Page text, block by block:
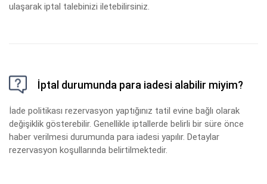
ulaşarak iptal talebinizi iletebilirsiniz.
İptal durumunda para iadesi alabilir miyim?
İade politikası rezervasyon yaptığınız tatil evine bağlı olarak
değişiklik gösterebilir. Genellikle iptallerde belirli bir süre önce
haber verilmesi durumunda para iadesi yapılır. Detaylar
rezervasyon koşullarında belirtilmektedir.